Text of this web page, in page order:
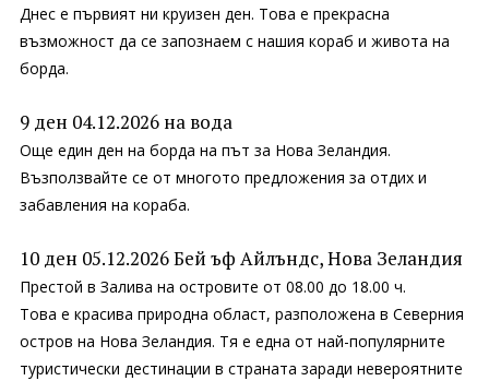
Днес е първият ни круизен ден. Това е прекрасна
възможност да се запознаем с нашия кораб и живота на
борда.
9 ден 04.12.2026 на вода
Още един ден на борда на път за Нова Зеландия.
Възползвайте се от многото предложения за отдих и
забавления на кораба.
10 ден 05.12.2026 Бей ъф Айлъндс, Нова Зеландия
Престой в Залива на островите от 08.00 до 18.00 ч.
Това е красива природна област, разположена в Северния
остров на Нова Зеландия. Тя е една от най-популярните
туристически дестинации в страната заради невероятните